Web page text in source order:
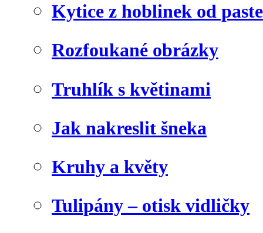
Kytice z hoblinek od
Rozfoukané obrázky
Truhlík s květinami
Jak nakreslit šneka
Kruhy a květy
Tulipány – otisk vidličky